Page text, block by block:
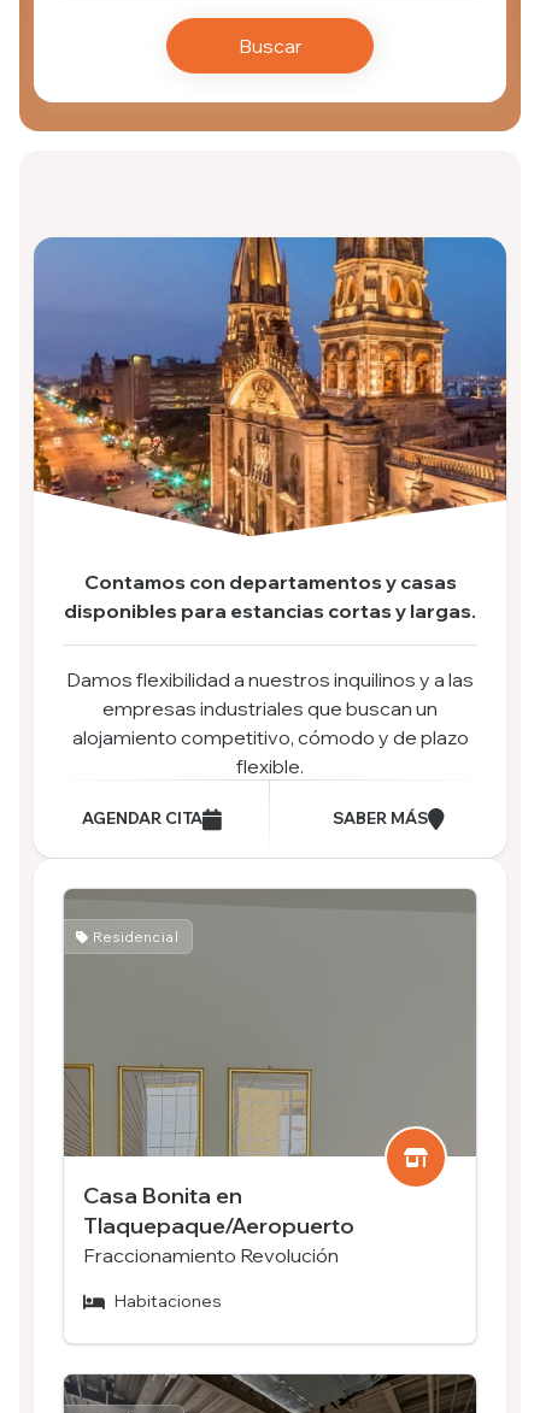
Buscar
Contamos con departamentos y casas
disponibles para estancias cortas y largas.
Damos flexibilidad a nuestros inquilinos y a las
empresas industriales que buscan un
alojamiento competitivo, cómodo y de plazo
flexible.
AGENDAR CITA SABER MÁS
Residencial
Casa Bonita en
Tlaquepaque/Aeropuerto
Fraccionamiento Revolución
Habitaciones